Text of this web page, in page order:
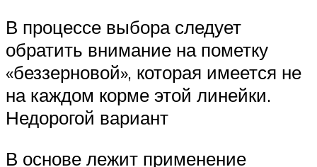
В процессе выбора следует
обратить внимание на пометку
«беззерновой», которая имеется не
на каждом корме этой линейки.
Недорогой вариант
В основе лежит применение